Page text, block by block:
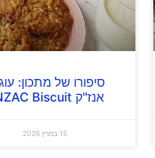
סיפורו של מתכון:
אנז"ק ANZAC Biscuit
15 במרץ 2026